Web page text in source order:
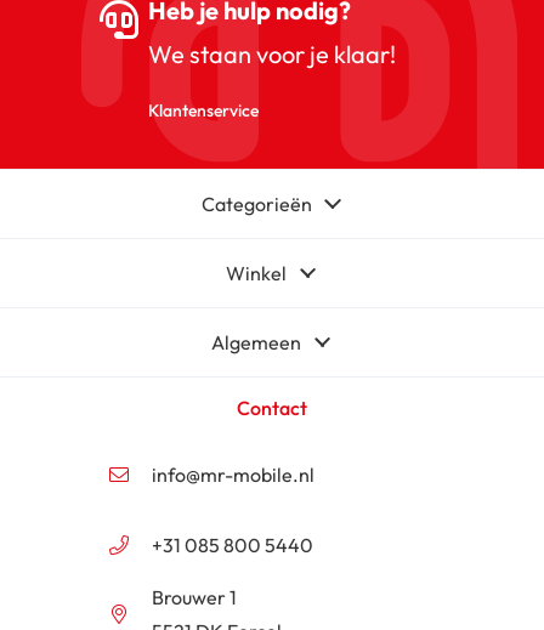
Heb je hulp nodig?
We staan voor je klaar!
Klantenservice
Categorieën
Winkel
Algemeen
Contact
info@mr-mobile.nl
+31 085 800 5440
Brouwer 1